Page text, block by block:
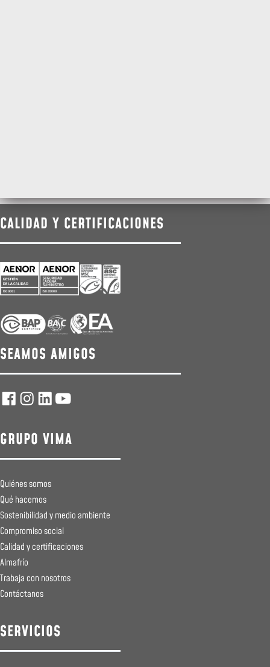
CALIDAD Y CERTIFICACIONES
SEAMOS AMIGOS
GRUPO VIMA
Quiénes somos
Qué hacemos
Sostenibilidad y medio ambiente
Compromiso social
Calidad y certificaciones
Almafrío
Trabaja con nosotros
Contáctanos
SERVICIOS